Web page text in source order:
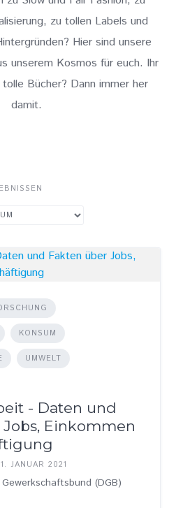
zu tollen Labels und
Hier sind unsere
unserem Kosmos für euch. Ihr
Bücher? Dann immer her
damit.
KONSUM
UMWELT
- Daten und
Einkommen
JANUAR 2021
(DGB)